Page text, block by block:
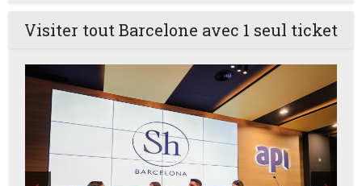
Visiter tout Barcelone avec 1 seul ticket